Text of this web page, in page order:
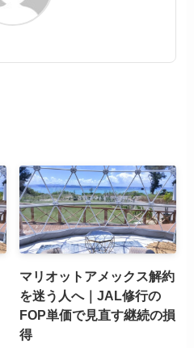
マリオットアメックス解約
を迷う人へ｜JAL修行の
FOP単価で見直す継続の損
得